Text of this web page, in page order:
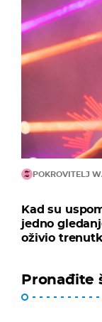
POKROVITELJ
Kad su
jedno
oživio
Pronađite